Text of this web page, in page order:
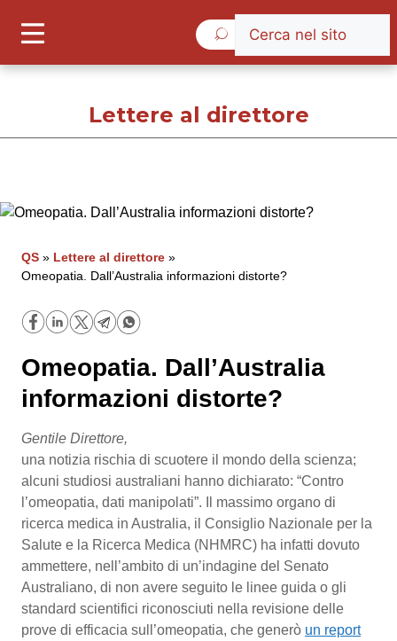
Giovedì 6 Agosto 2026
Cronache
Lavoro e Professioni
Scienza e Farmaci
Studi e Analisi
Lettere al direttore
Edizioni Regionali
QS Pro
Lettere al direttore
QS » Lettere al direttore»
Omeopatia. Dall’Australia informazioni distorte?
Omeopatia. Dall’Australia
informazioni distorte?
Gentile Direttore,
una notizia rischia di scuotere il mondo della scienza;
alcuni studiosi australiani hanno dichiarato: “Contro
l’omeopatia, dati manipolati”. Il massimo organo di
ricerca medica in Australia, il Consiglio Nazionale per la
Salute e la Ricerca Medica (NHMRC) ha infatti dovuto
ammettere, nell’ambito di un’indagine del Senato
Australiano, di non avere seguito le linee guida o gli
standard scientifici riconosciuti nella revisione delle
prove di efficacia sull’omeopatia, che generòun report